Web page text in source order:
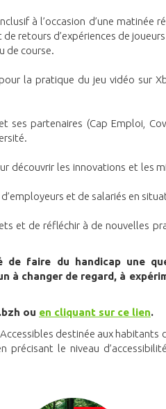
à l’occasion d’une matinée
retours d’expériences de
de course.
la pratique du jeu vidéo sur
partenaires (Cap Emploi,
découvrir les innovations et les
et de salariés en
et de réfléchir à de nouvelles
de faire du handicap une
à changer de regard, à
ou en cliquant sur ce lien.
destinée aux habitants
le niveau